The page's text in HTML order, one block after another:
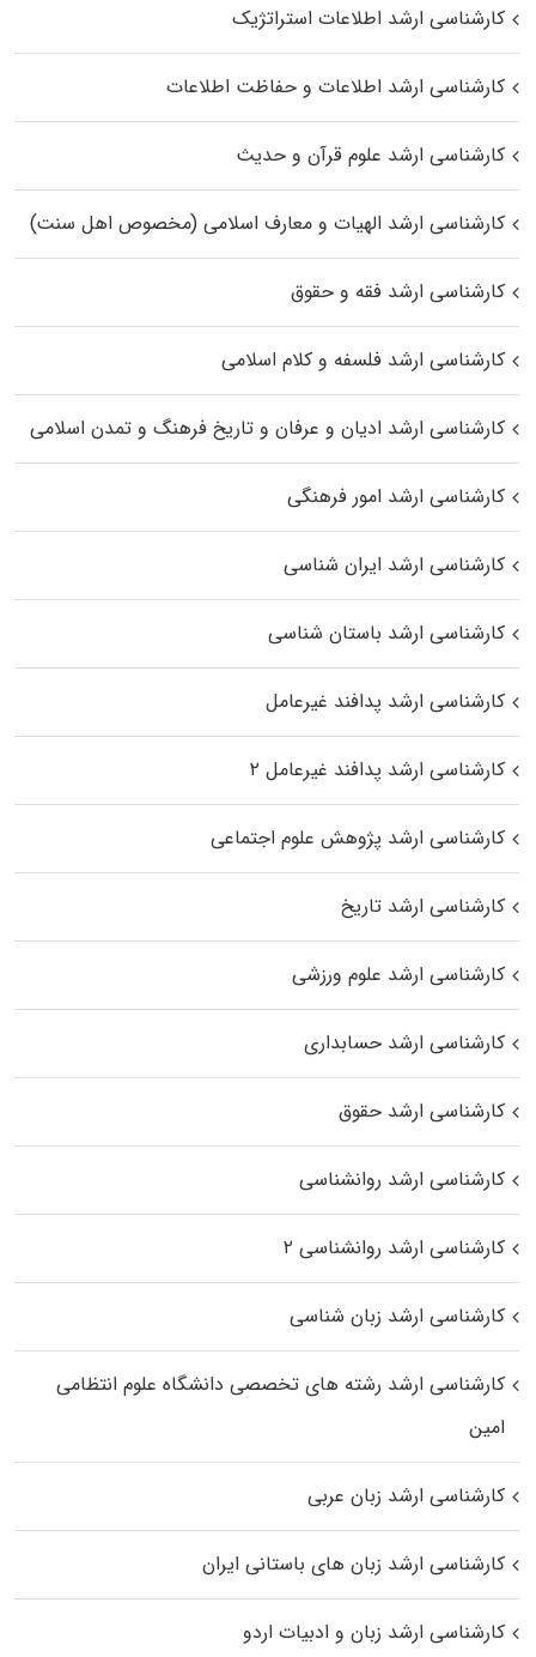
کارشناسی ارشد اطلاعات استراتژیک
کارشناسی ارشد اطلاعات و حفاظت اطلاعات
کارشناسی ارشد علوم قرآن و حدیث
کارشناسی ارشد الهیات و معارف اسلامی (مخصوص اهل سنت)
کارشناسی ارشد فقه و حقوق
کارشناسی ارشد فلسفه و کلام اسلامی
کارشناسی ارشد ادیان و عرفان و تاریخ فرهنگ و تمدن اسلامی
کارشناسی ارشد امور فرهنگی
کارشناسی ارشد ایران شناسی
کارشناسی ارشد باستان شناسی
کارشناسی ارشد پدافند غیرعامل
کارشناسی ارشد پدافند غیرعامل ۲
کارشناسی ارشد پژوهش علوم اجتماعی
کارشناسی ارشد تاریخ
کارشناسی ارشد علوم ورزشی
کارشناسی ارشد حسابداری
کارشناسی ارشد حقوق
کارشناسی ارشد روانشناسی
کارشناسی ارشد روانشناسی ۲
کارشناسی ارشد زبان شناسی
کارشناسی ارشد رﺷﺘﻪ ﻫﺎی تخصصی داﻧﺸﮕﺎه ﻋﻠﻮم انتظامی
اﻣﻴﻦ
کارشناسی ارشد زبان عربی
کارشناسی ارشد زبان‌ های باستانی ایران
کارشناسی ارشد زبان و ادبیات اردو